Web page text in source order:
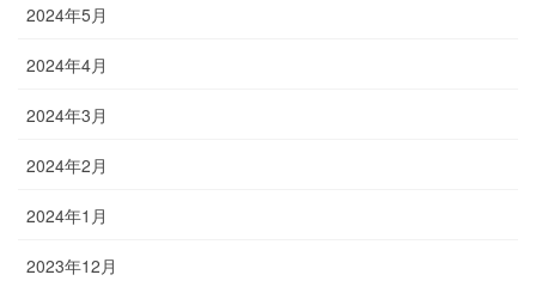
2024年5月
2024年4月
2024年3月
2024年2月
2024年1月
2023年12月